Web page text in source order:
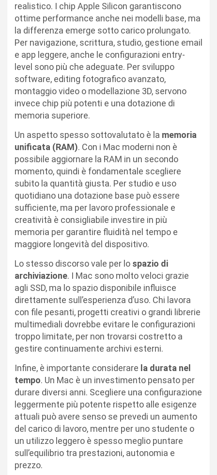
realistico. I chip Apple Silicon garantiscono
ottime performance anche nei modelli base, ma
la differenza emerge sotto carico prolungato.
Per navigazione, scrittura, studio, gestione email
e app leggere, anche le configurazioni entry-
level sono più che adeguate. Per sviluppo
software, editing fotografico avanzato,
montaggio video o modellazione 3D, servono
invece chip più potenti e una dotazione di
memoria superiore.
Un aspetto spesso sottovalutato è la memoria
unificata (RAM). Con i Mac moderni non è
possibile aggiornare la RAM in un secondo
momento, quindi è fondamentale scegliere
subito la quantità giusta. Per studio e uso
quotidiano una dotazione base può essere
sufficiente, ma per lavoro professionale e
creatività è consigliabile investire in più
memoria per garantire fluidità nel tempo e
maggiore longevità del dispositivo.
Lo stesso discorso vale per lo spazio di
archiviazione. I Mac sono molto veloci grazie
agli SSD, ma lo spazio disponibile influisce
direttamente sull’esperienza d’uso. Chi lavora
con file pesanti, progetti creativi o grandi librerie
multimediali dovrebbe evitare le configurazioni
troppo limitate, per non trovarsi costretto a
gestire continuamente archivi esterni.
Infine, è importante considerare la durata nel
tempo. Un Mac è un investimento pensato per
durare diversi anni. Scegliere una configurazione
leggermente più potente rispetto alle esigenze
attuali può avere senso se prevedi un aumento
del carico di lavoro, mentre per uno studente o
un utilizzo leggero è spesso meglio puntare
sull’equilibrio tra prestazioni, autonomia e
prezzo.